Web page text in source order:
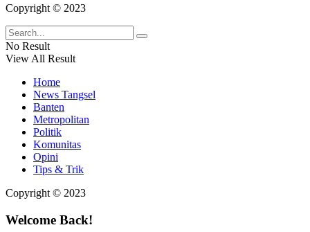
Copyright © 2023
No Result
View All Result
Home
News Tangsel
Banten
Metropolitan
Politik
Komunitas
Opini
Tips & Trik
Copyright © 2023
Welcome Back!